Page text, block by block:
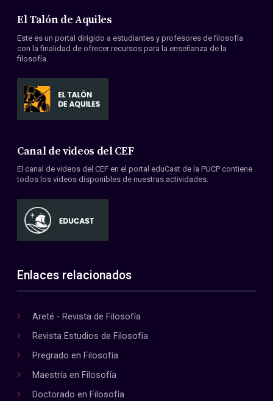
El Talón de Aquiles
Este es un portal dirigido a estudiantes y profesores de filosofía
con la finalidad de ofrecer recursos para la enseñanza de la
filosofía.
Canal de videos del CEF
El canal de videos del CEF en el portal eduCast de la PUCP contiene
todos los videos disponibles de nuestras actividades.
Enlaces relacionados
Areté - Revista de Filosofía
Revista Estudios de Filosofía
Pregrado en Filosofía
Maestría en Filosofía
Doctorado en Filosofía